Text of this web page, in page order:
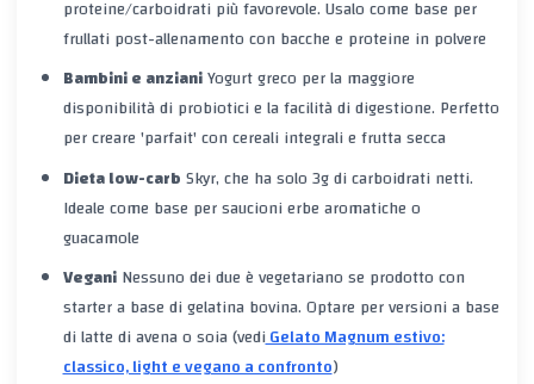
proteine/carboidrati più favorevole. Usalo come base per
frullati post-allenamento con bacche e proteine in polvere
Bambini e anzianiYogurt greco per la maggiore
disponibilità di probiotici e la facilità di digestione. Perfetto
per creare 'parfait' con cereali integrali e frutta secca
Dieta low-carbSkyr, che ha solo 3g di carboidrati netti.
Ideale come base per saucioni erbe aromatiche o
guacamole
VeganiNessuno dei due è vegetariano se prodotto con
starter a base di gelatina bovina. Optare per versioni a base
di latte di avena o soia (vediGelato Magnum estivo:
classico, light e vegano a confronto)